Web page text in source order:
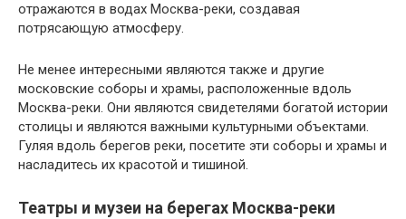
отражаются в водах Москва-реки, создавая
потрясающую атмосферу.
Не менее интересными являются также и другие
московские соборы и храмы, расположенные вдоль
Москва-реки. Они являются свидетелями богатой истории
столицы и являются важными культурными объектами.
Гуляя вдоль берегов реки, посетите эти соборы и храмы и
насладитесь их красотой и тишиной.
Театры и музеи на берегах Москва-реки